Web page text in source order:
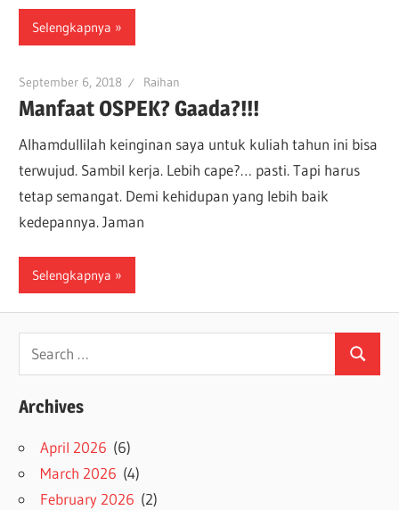
Selengkapnya
September 6, 2018 Raihan
Manfaat OSPEK? Gaada?!!!
Alhamdullilah keinginan saya untuk kuliah tahun ini bisa
terwujud. Sambil kerja. Lebih cape?… pasti. Tapi harus
tetap semangat. Demi kehidupan yang lebih baik
kedepannya. Jaman
Selengkapnya
Search
for:
Search
Archives
April 2026 (6)
March 2026 (4)
February 2026 (2)